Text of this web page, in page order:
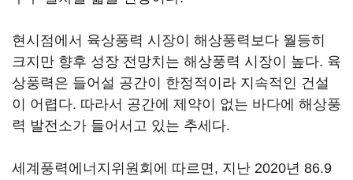
현시점에서 육상풍력 시장이 해상풍력보다 월등히
크지만 향후 성장 전망치는 해상풍력 시장이 높다. 육
상풍력은 들어설 공간이 한정적이라 지속적인 건설
이 어렵다. 따라서 공간에 제약이 없는 바다에 해상풍
력 발전소가 들어서고 있는 추세다.
세계풍력에너지위원회에 따르면, 지난 2020년 86.9